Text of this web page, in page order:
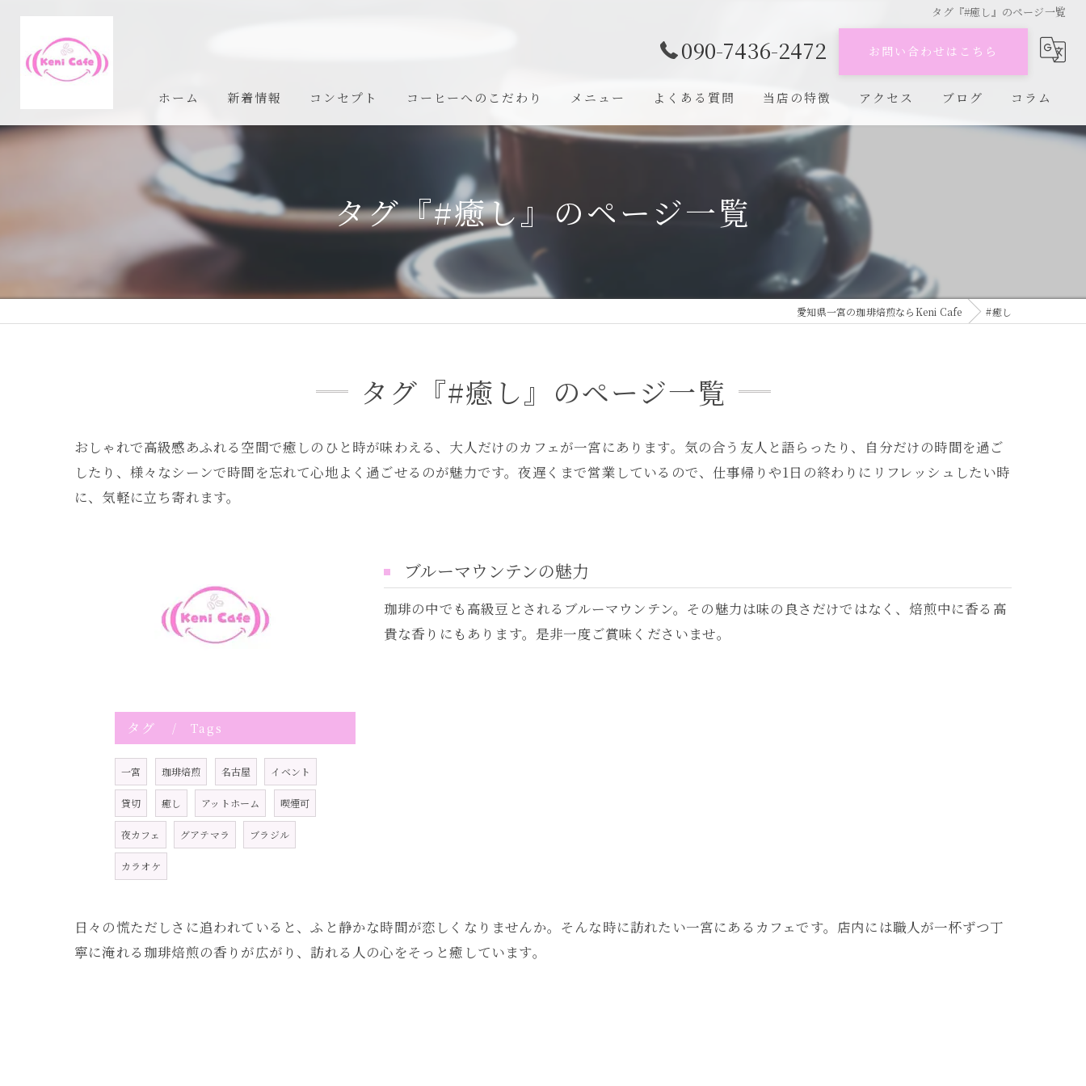
タグ『#癒し』のページ一覧
090-7436-2472 お問い合わせはこちら
ホーム 新着情報 コンセプト コーヒーへのこだわり メニュー よくある質問 当店の特徴
キリマンジャロ
コロンビア
ブルーマウンテン
カフェ
アクセス ブログ コラム
タグ『#癒し』のページ一覧
愛知県一宮の珈琲焙煎ならKeni Cafe #癒し
タグ『#癒し』のページ一覧
おしゃれで高級感あふれる空間で癒しのひと時が味わえる、大人だけのカフェが一宮にあります。気の合う友人と語らったり、自分だけの時間を過ご
したり、様々なシーンで時間を忘れて心地よく過ごせるのが魅力です。夜遅くまで営業しているので、仕事帰りや1日の終わりにリフレッシュしたい時
に、気軽に立ち寄れます。
ブルーマウンテンの魅力
珈琲の中でも高級豆とされるブルーマウンテン。その魅力は味の良さだけではなく、焙煎中に香る高
貴な香りにもあります。是非一度ご賞味くださいませ。
タグ Tags
一宮 珈琲焙煎 名古屋 イベント
貸切 癒し アットホーム 喫煙可
夜カフェ グアテマラ ブラジル
カラオケ
日々の慌ただしさに追われていると、ふと静かな時間が恋しくなりませんか。そんな時に訪れたい一宮にあるカフェです。店内には職人が一杯ずつ丁
寧に淹れる珈琲焙煎の香りが広がり、訪れる人の心をそっと癒しています。